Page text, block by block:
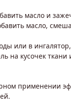
масло и
масло,
или в
на кусочек
применении